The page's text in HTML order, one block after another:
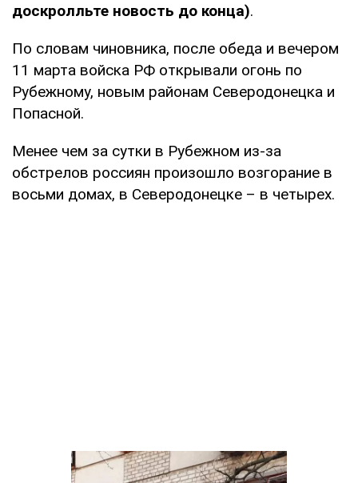
доскролльте новость до конца).
По словам чиновника, после обеда и вечером
11 марта войска РФ открывали огонь по
Рубежному, новым районам Северодонецка и
Попасной.
Менее чем за сутки в Рубежном из-за
обстрелов россиян произошло возгорание в
восьми домах, в Северодонецке – в четырех.